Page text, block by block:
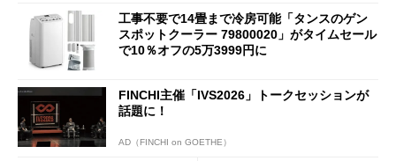
工事不要で14畳まで冷房可能「タンスのゲン
スポットクーラー 79800020」がタイムセール
で10％オフの5万3999円に
FINCHI主催「IVS2026」トークセッションが
話題に！
AD（FINCHI on GOETHE）